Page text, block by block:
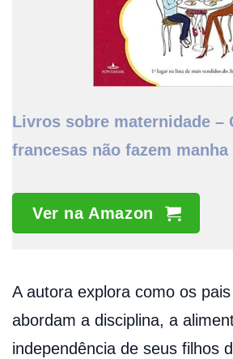
Livros sobre maternidade –
francesas não fazem manha
Ver na Amazon
A autora explora como os
abordam a disciplina, a
independência de seus filhos